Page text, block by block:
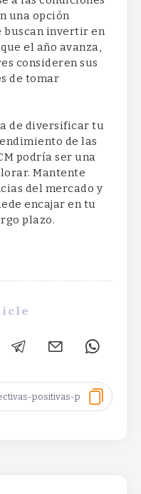
una opción
buscan invertir en
el año avanza,
consideren sus
de tomar
de diversificar tu
de las
podría ser una
Mantente
del mercado y
encajar en tu
plazo.